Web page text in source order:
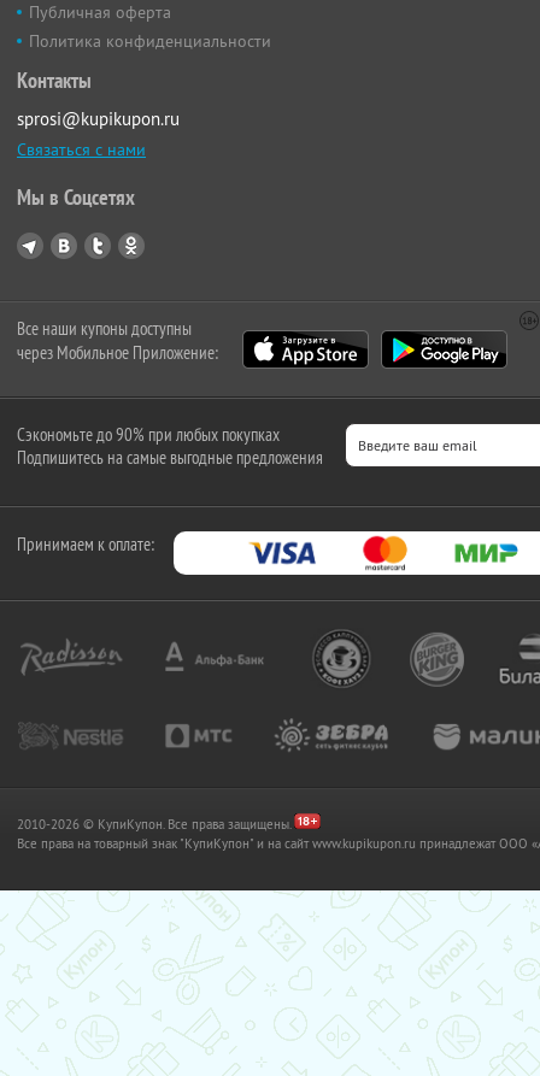
Публичная оферта
Политика конфиденциальности
Контакты
sprosi@kupikupon.ru
Связаться с нами
Мы в Соцсетях
Все наши купоны доступны
через Мобильное Приложение:
Сэкономьте до 90% при любых покупках
Подпишитесь на самые выгодные предложения
Принимаем к оплате:
2010-2026 © КупиКупон. Все права защищены.
Все права на товарный знак "КупиКупон" и на сайт www.kupikupon.ru принадлежат